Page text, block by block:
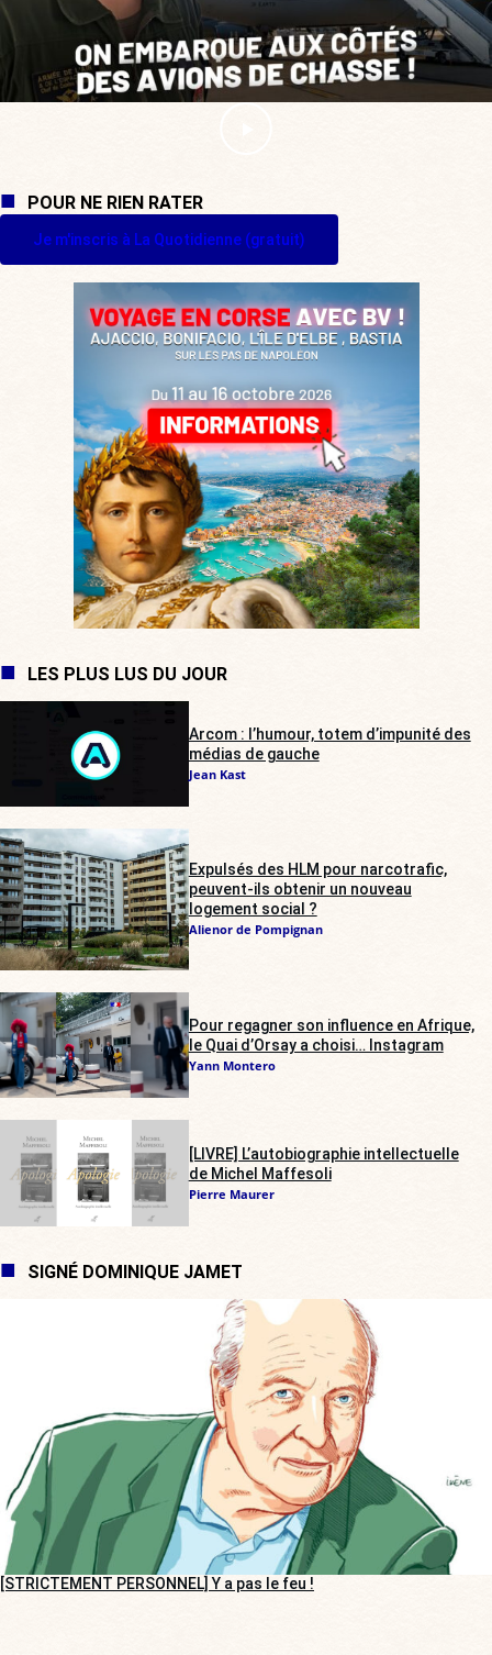
POUR NE RIEN RATER
Je m'inscris à La Quotidienne (gratuit)
LES PLUS LUS DU JOUR
Arcom : l’humour, totem d’impunité des
médias de gauche
Jean Kast
Expulsés des HLM pour narcotrafic,
peuvent-ils obtenir un nouveau
logement social ?
Alienor de Pompignan
Pour regagner son influence en Afrique,
le Quai d’Orsay a choisi… Instagram
Yann Montero
[LIVRE] L’autobiographie intellectuelle
de Michel Maffesoli
Pierre Maurer
SIGNÉ DOMINIQUE JAMET
[STRICTEMENT PERSONNEL] Y a pas le feu !